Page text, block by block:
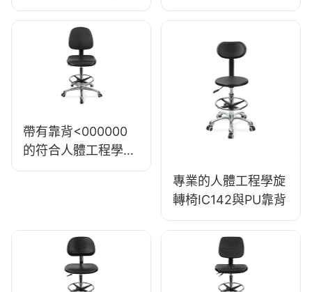
度& 5星級實驗室
PU 靠背、高度可調
底座，適用於實驗
帶有靠背<000000
的符合人體工程學的
旋轉pu椅
專業的人體工程學旋
轉椅IC142與PU靠背